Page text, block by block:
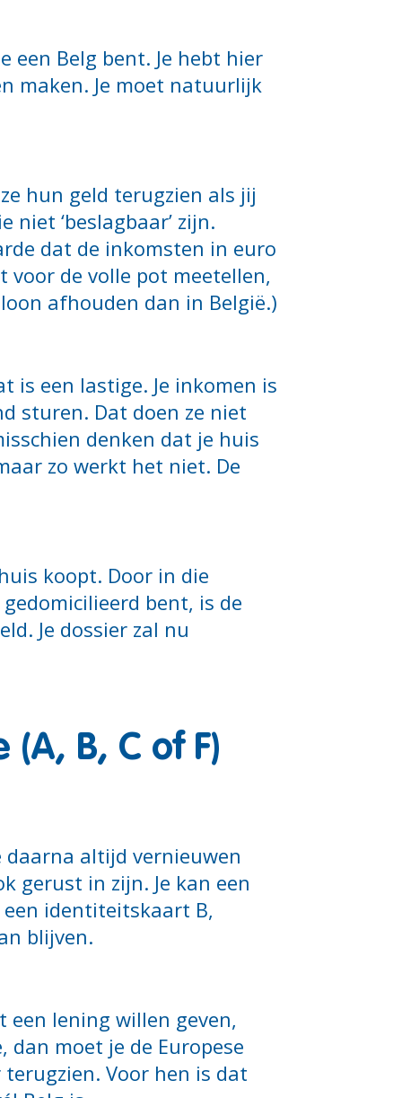
een Belg bent. Je hebt hier
maken. Je moet natuurlijk
hun geld terugzien als jij
‘beslagbaar’ zijn.
dat de inkomsten in euro
de volle pot meetellen,
afhouden dan in België.)
is een lastige. Je inkomen is
sturen. Dat doen ze niet
denken dat je huis
zo werkt het niet. De
koopt. Door in die
bent, is de
Je dossier zal nu
B, C of F)
altijd vernieuwen
gerust in zijn. Je kan een
identiteitskaart B,
blijven.
een lening willen geven,
moet je de Europese
Voor hen is dat